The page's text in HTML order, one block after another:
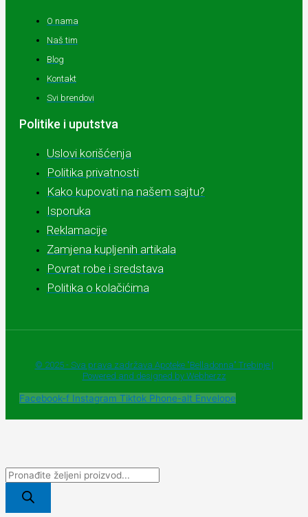
O nama
Naš tim
Blog
Kontakt
Svi brendovi
Politike i uputstva
Uslovi korišćenja
Politika privatnosti
Kako kupovati na našem sajtu?
Isporuka
Reklamacije
Zamjena kupljenih artikala
Povrat robe i sredstava
Politika o kolačićima
© 2025 - Sva prava zadržava Apoteke "Belladonna" Trebinje |
Powered and designed by Webherzz
Facebook-f Instagram Tiktok Phone-alt Envelope